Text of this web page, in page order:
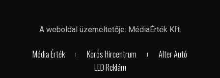
A weboldal üzemeltetője: MédiaÉrték Kft.
Média Érték Körös Hírcentrum
Alter Autó
LED Reklám